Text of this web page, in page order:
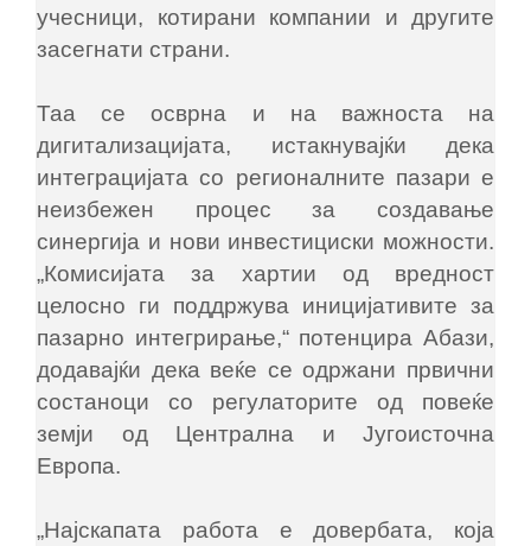
учесници, котирани компании и другите
засегнати страни.
Таа се осврна и на важноста на
дигитализацијата, истакнувајќи дека
интеграцијата со регионалните пазари е
неизбежен процес за создавање
синергија и нови инвестициски можности.
„Комисијата за хартии од вредност
целосно ги поддржува иницијативите за
пазарно интегрирање,“ потенцира Абази,
додавајќи дека веќе се одржани првични
состаноци со регулаторите од повеќе
земји од Централна и Југоисточна
Европа.
„Најскапата работа е довербата, која